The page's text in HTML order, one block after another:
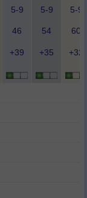
5-9
5-9
5-9
46 54 60
+39 +35 +32